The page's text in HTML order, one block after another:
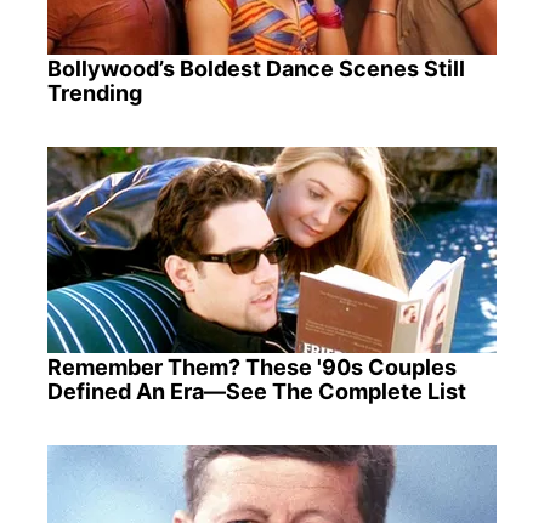
Bollywood’s Boldest Dance Scenes Still
Trending
Remember Them? These '90s Couples
Defined An Era—See The Complete List